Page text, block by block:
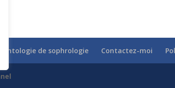
de sophrologie Contactez-moi